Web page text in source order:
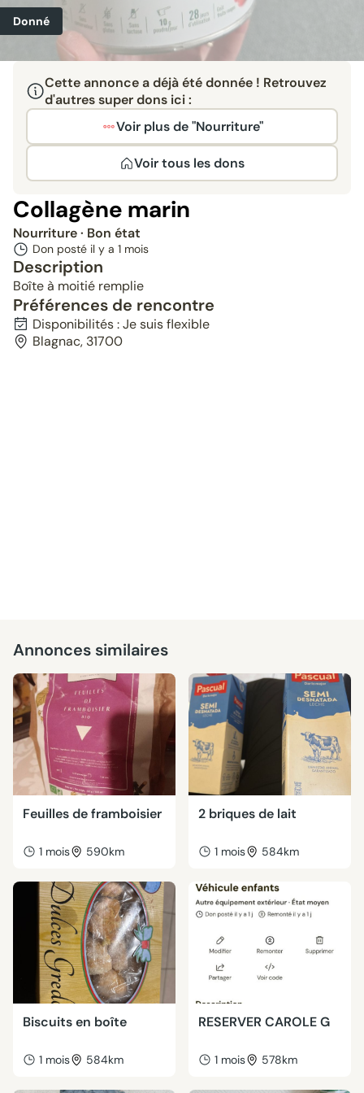
Donné
Cette annonce a déjà été donnée ! Retrouvez
d'autres super dons ici :
Voir plus de "Nourriture"
Voir tous les dons
Collagène marin
Nourriture· Bon état
Don posté il y a 1 mois
Description
Boîte à moitié remplie
Préférences de rencontre
Disponibilités : Je suis flexible
Blagnac, 31700
Annonces similaires
Feuilles de framboisier
1 mois 590km
2 briques de lait
1 mois 584km
Biscuits en boîte
1 mois 584km
RESERVER CAROLE G
1 mois 578km